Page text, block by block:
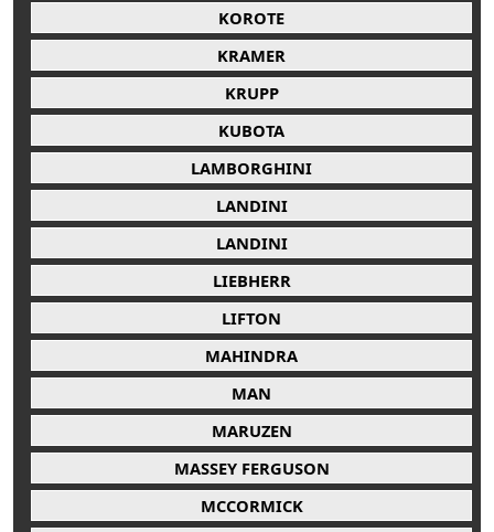
KOROTE
KRAMER
KRUPP
KUBOTA
LAMBORGHINI
LANDINI
LANDINI
LIEBHERR
LIFTON
MAHINDRA
MAN
MARUZEN
MASSEY FERGUSON
MCCORMICK